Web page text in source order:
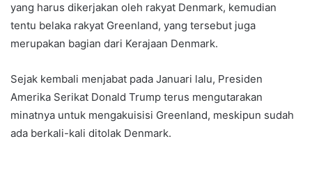
yang harus dikerjakan oleh rakyat Denmark, kemudian
tentu belaka rakyat Greenland, yang tersebut juga
merupakan bagian dari Kerajaan Denmark.
Sejak kembali menjabat pada Januari lalu, Presiden
Amerika Serikat Donald Trump terus mengutarakan
minatnya untuk mengakuisisi Greenland, meskipun sudah
ada berkali-kali ditolak Denmark.